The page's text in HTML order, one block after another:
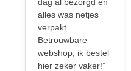
alles was netjes
verpakt.
Betrouwbare
webshop, ik bestel
hier zeker vaker!”